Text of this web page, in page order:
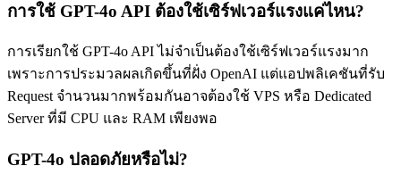
การใช้ GPT-4o API ต้องใช้เซิร์ฟเวอร์แรงแค่ไหน?
การเรียกใช้ GPT-4o API ไม่จำเป็นต้องใช้เซิร์ฟเวอร์แรงมาก
เพราะการประมวลผลเกิดขึ้นที่ฝั่ง OpenAI แต่แอปพลิเคชันที่รับ
Request จำนวนมากพร้อมกันอาจต้องใช้ VPS หรือ Dedicated
Server ที่มี CPU และ RAM เพียงพอ
GPT-4o ปลอดภัยหรือไม่?